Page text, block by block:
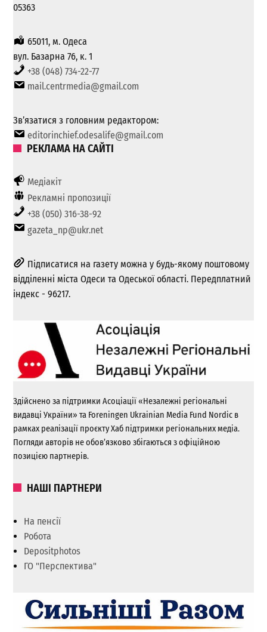
05363
65011, м. Одеса
вул. Базарна 76, к. 1
+38 (048) 734-22-77
mail.centrmedia@gmail.com
Зв’язатися з головним редактором:
editorinchief.odesalife@gmail.com
РЕКЛАМА НА САЙТІ
Медіакіт
Рекламні пропозиції
+38 (050) 316-38-92
gazeta_np@ukr.net
Підписатися на газету можна у будь-якому поштовому
відділенні міста Одеси та Одеської області. Передплатний
індекс - 96217.
Здійснено за підтримки Асоціації «Незалежні регіональні
видавці України» та Foreningen Ukrainian Media Fund Nordic в
рамках реалізації проєкту Хаб підтримки регіональних медіа.
Погляди авторів не обов’язково збігаються з офіційною
позицією партнерів.
НАШІ ПАРТНЕРИ
На пенсії
Робота
Depositphotos
ГО "Перспектива"